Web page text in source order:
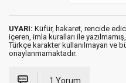
UYARI: Küfür, hakaret, rencide
içeren, imla kuralları ile yazılmamış,
Türkçe karakter kullanılmayan ve
onaylanmamaktadır.
1 Yorum